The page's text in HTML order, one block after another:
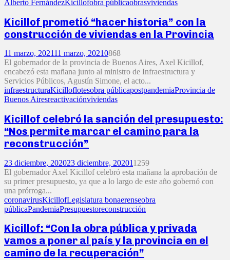
Alberto FernándezKicillofobra públicaobrasviviendas
Kicillof prometió “hacer historia” con la
construcción de viviendas en la Provincia
11 marzo, 202111 marzo, 20210868
El gobernador de la provincia de Buenos Aires, Axel Kicillof,
encabezó esta mañana junto al ministro de Infraestructura y
Servicios Públicos, Agustín Simone, el acto...
infraestructuraKicilloflotesobra públicapostpandemiaProvincia de
Buenos Airesreactivaciónviviendas
Kicillof celebró la sanción del presupuesto:
“Nos permite marcar el camino para la
reconstrucción”
23 diciembre, 202023 diciembre, 202011259
El gobernador Axel Kicillof celebró esta mañana la aprobación de
su primer presupuesto, ya que a lo largo de este año gobernó con
una prórroga...
coronavirusKicillofLegislatura bonaerenseobra
públicaPandemiaPresupuestoreconstrucción
Kicillof: “Con la obra pública y privada
vamos a poner al país y la provincia en el
camino de la recuperación”